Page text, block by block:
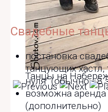
Танцы на
Свадебные
постановка
танцующих
нуля" (обычно - 8
возможна аренда
(дополнительно)